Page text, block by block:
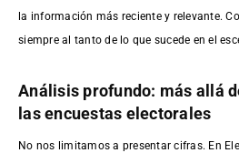
la información más reciente y relevante.
siempre al tanto de lo que sucede en el
Análisis profundo: más allá
las encuestas electorales
No nos limitamos a presentar cifras. En